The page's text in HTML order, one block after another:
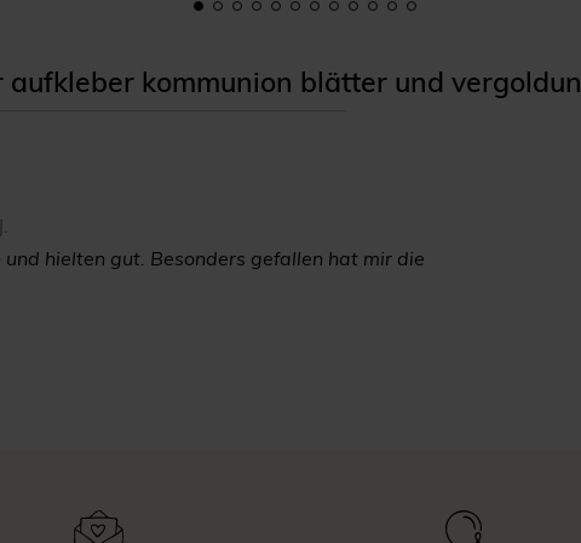
kommunion blätter und
hielten gut. Besonders gefallen hat mir die